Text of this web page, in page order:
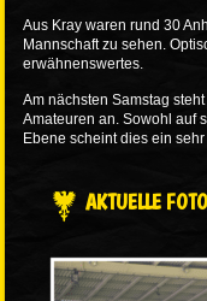
Aus Kray waren rund 30
Mannschaft zu sehen.
erwähnenswertes.
Am nächsten Samstag
Amateuren an. Sowohl auf
Ebene scheint dies ein
AKTUELLE